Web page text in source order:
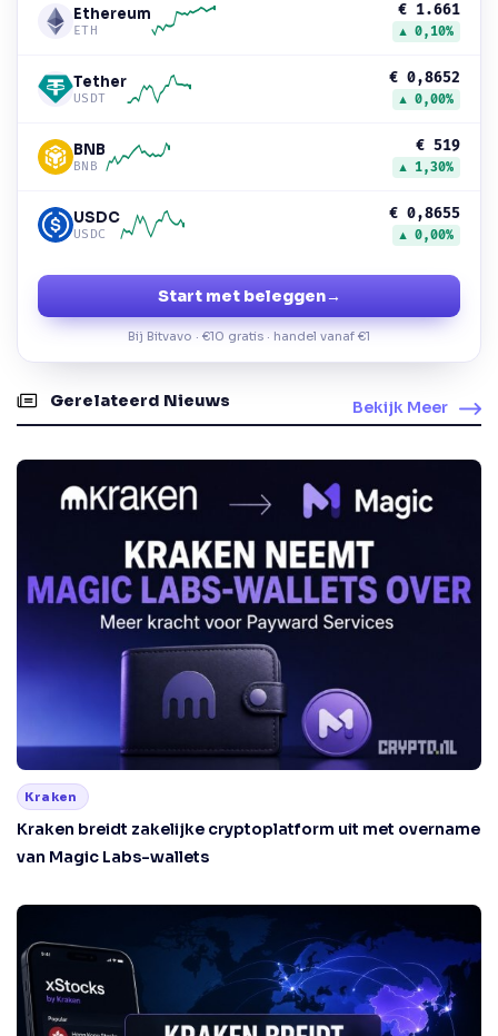
Ethereum
ETH
€ 1.661
▲ 0,10%
Tether
USDT
€ 0,8652
▲ 0,00%
BNB
BNB
€ 519
▲ 1,30%
USDC
USDC
€ 0,8655
▲ 0,00%
Start met beleggen→
Bij Bitvavo · €10 gratis · handel vanaf €1
Gerelateerd Nieuws Bekijk Meer
Kraken
Kraken breidt zakelijke cryptoplatform uit met overname
van Magic Labs-wallets